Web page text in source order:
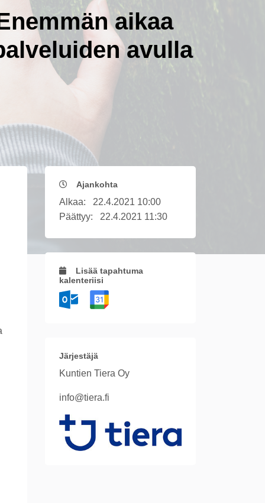
aikaa
avulla
Ajankohta
Alkaa: 22.4.2021 10:00
Päättyy: 22.4.2021 11:30
Lisää tapahtuma
kalenteriisi
Järjestäjä
Kuntien Tiera Oy
info@tiera.fi